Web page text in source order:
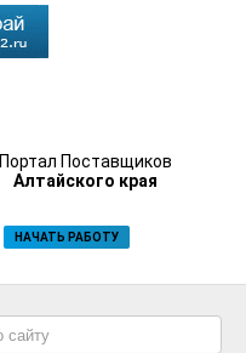
Портал Поставщиков
Алтайского края
НАЧАТЬ РАБОТУ